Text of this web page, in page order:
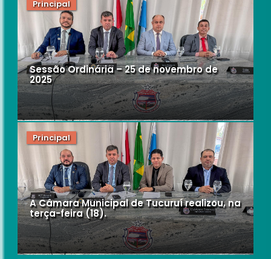
Principal
Sessão Ordinária – 25 de novembro de
2025
Principal
A Câmara Municipal de Tucuruí realizou, na
terça-feira (18).